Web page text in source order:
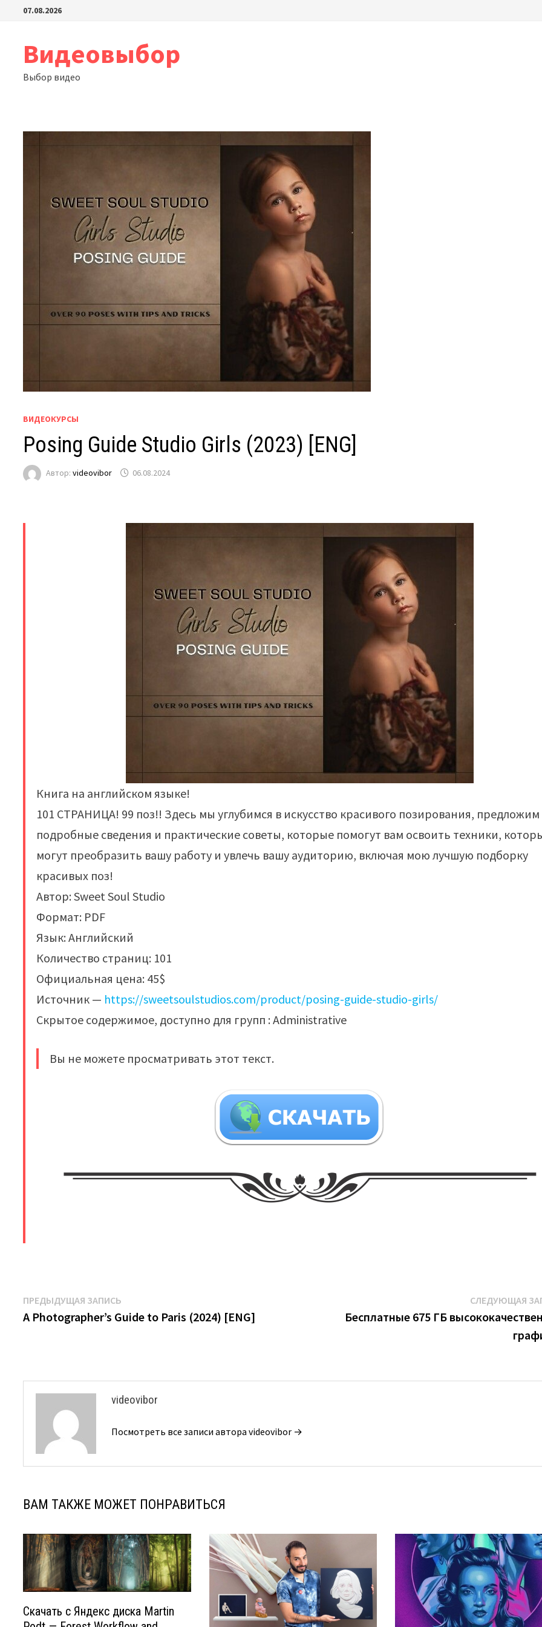
Перейти07.08.2026
Видеовыбор
Выбор видео
ВИДЕОКУРСЫ
Posing Guide Studio Girls (2023) [ENG]
Автор:videovibor 06.08.2024
Книга на английском языке!
101 СТРАНИЦА! 99 поз!! Здесь мы углубимся в искусство красивого позирования, предложим
подробные сведения и практические советы, которые помогут вам освоить техники,
могут преобразить вашу работу и увлечь вашу аудиторию, включая мою лучшую подборку
красивых поз!
Автор: Sweet Soul Studio
Формат: PDF
Язык: Английский
Количество страниц: 101
Официальная цена: 45$
Источник — https://sweetsoulstudios.com/product/posing-guide-studio-girls/
Скрытое содержимое, доступно для групп : Administrative
Вы не можете просматривать этот текст.
Навигация
по
ПРЕДЫДУЩАЯ ЗАПИСЬ
запись:
A Photographer’s Guide to Paris (2024) [ENG]
СЛЕДУЮЩАЯ
Бесплатные 675 ГБ
videovibor
Посмотреть все записи автора videovibor →
ВАМ ТАКЖЕ МОЖЕТ ПОНРАВИТЬСЯ
Скачать с Яндекс диска Martin